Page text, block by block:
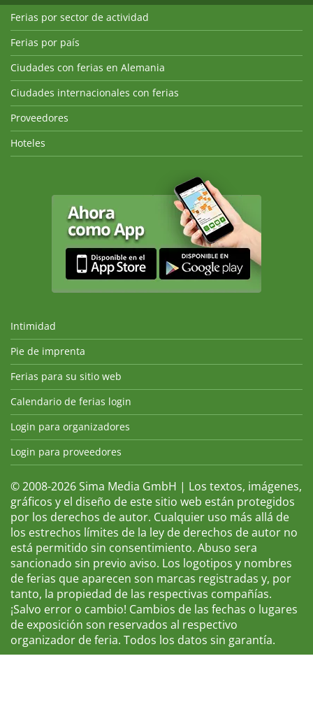
Ferias por sector de actividad
Ferias por país
Ciudades con ferias en Alemania
Ciudades internacionales con ferias
Proveedores
Hoteles
Intimidad
Pie de imprenta
Ferias para su sitio web
Calendario de ferias login
Login para organizadores
Login para proveedores
© 2008-2026 Sima Media GmbH | Los textos, imágenes,
gráficos y el diseño de este sitio web están protegidos
por los derechos de autor. Cualquier uso más allá de
los estrechos límites de la ley de derechos de autor no
está permitido sin consentimiento. Abuso sera
sancionado sin previo aviso. Los logotipos y nombres
de ferias que aparecen son marcas registradas y, por
tanto, la propiedad de las respectivas compañías.
¡Salvo error o cambio! Cambios de las fechas o lugares
de exposición son reservados al respectivo
organizador de feria. Todos los datos sin garantía.